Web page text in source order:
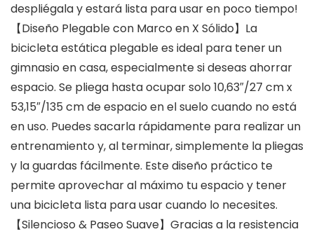
despliégala y estará lista para usar en poco tiempo!
【Diseño Plegable con Marco en X Sólido】La
bicicleta estática plegable es ideal para tener un
gimnasio en casa, especialmente si deseas ahorrar
espacio. Se pliega hasta ocupar solo 10,63″/27 cm x
53,15″/135 cm de espacio en el suelo cuando no está
en uso. Puedes sacarla rápidamente para realizar un
entrenamiento y, al terminar, simplemente la pliegas
y la guardas fácilmente. Este diseño práctico te
permite aprovechar al máximo tu espacio y tener
una bicicleta lista para usar cuando lo necesites.
【Silencioso & Paseo Suave】Gracias a la resistencia